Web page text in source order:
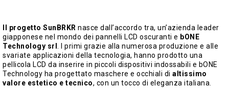
Il progetto SunBRKR nasce dall’accordo tra, un’azienda leader
giapponese nel mondo dei pannelli LCD oscuranti e bONE
Technology srl
. I primi grazie alla numerosa produzione e alle
svariate applicazioni della tecnologia, hanno prodotto una
pellicola LCD da inserire in piccoli dispositivi indossabili e bONE
Technology ha progettato maschere e occhiali di altissimo
valore estetico e tecnico, con un tocco di eleganza italiana.